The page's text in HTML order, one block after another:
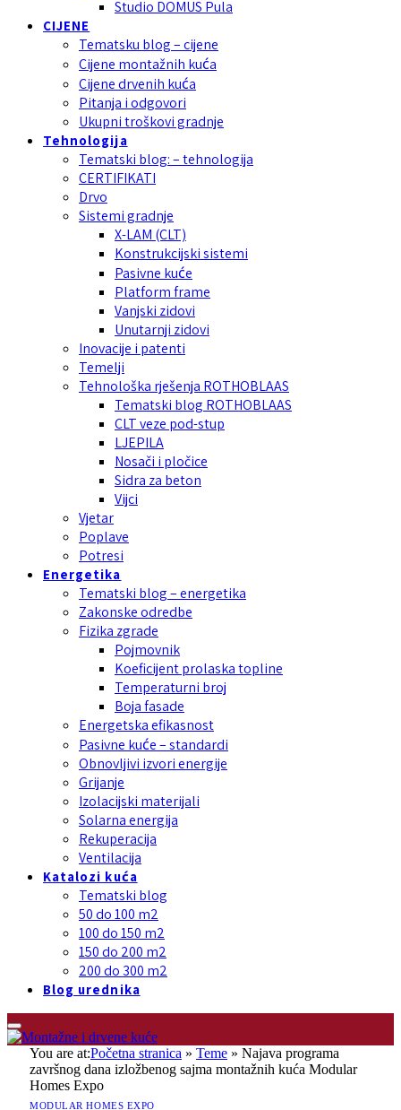
Studio DOMUS Pula
CIJENE
Tematsku blog – cijene
Cijene montažnih kuća
Cijene drvenih kuća
Pitanja i odgovori
Ukupni troškovi gradnje
Tehnologija
Tematski blog: – tehnologija
CERTIFIKATI
Drvo
Sistemi gradnje
X-LAM (CLT)
Konstrukcijski sistemi
Pasivne kuće
Platform frame
Vanjski zidovi
Unutarnji zidovi
Inovacije i patenti
Temelji
Tehnološka rješenja ROTHOBLAAS
Tematski blog ROTHOBLAAS
CLT veze pod-stup
LJEPILA
Nosači i pločice
Sidra za beton
Vijci
Vjetar
Poplave
Potresi
Energetika
Tematski blog – energetika
Zakonske odredbe
Fizika zgrade
Pojmovnik
Koeficijent prolaska topline
Temperaturni broj
Boja fasade
Energetska efikasnost
Pasivne kuće – standardi
Obnovljivi izvori energije
Grijanje
Izolacijski materijali
Solarna energija
Rekuperacija
Ventilacija
Katalozi kuća
Tematski blog
50 do 100 m2
100 do 150 m2
150 do 200 m2
200 do 300 m2
Blog urednika
You are at:Početna stranica » Teme » Najava programa
završnog dana izložbenog sajma montažnih kuća Modular
Homes Expo
MODULAR HOMES EXPO